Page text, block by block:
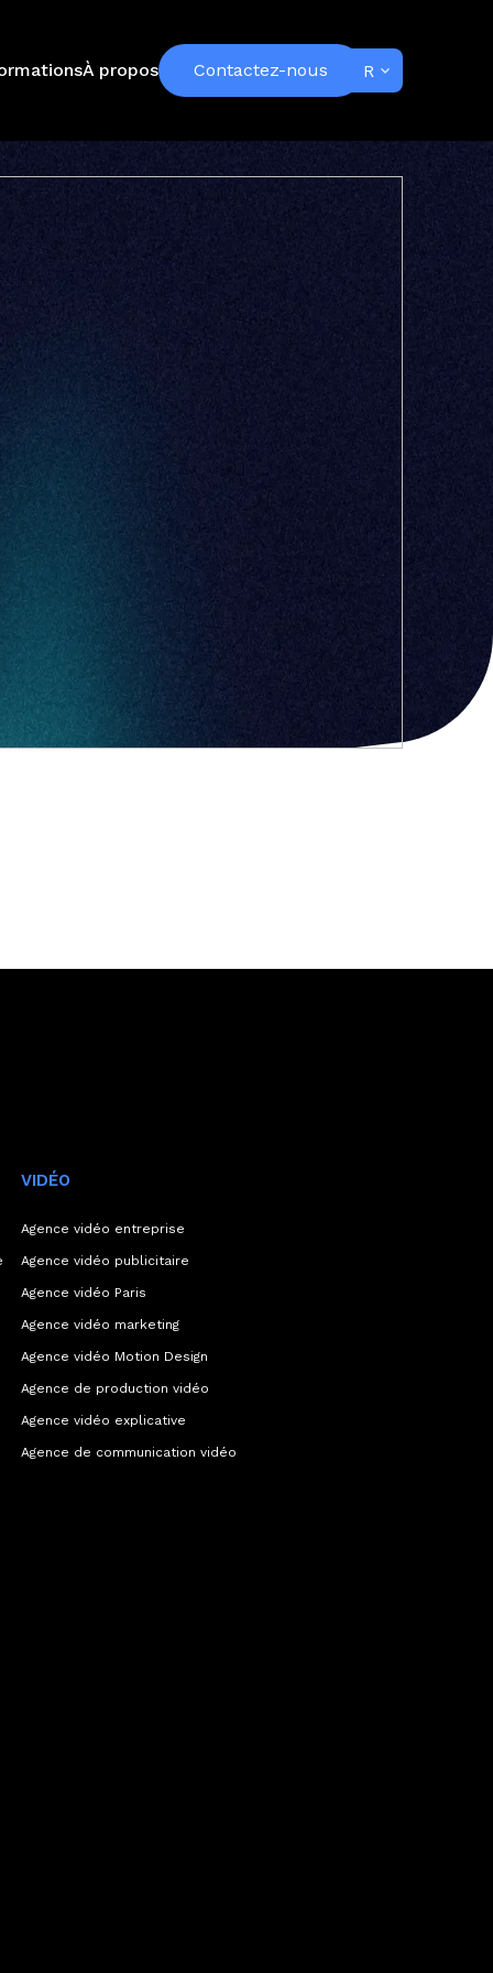
À propos Contactez-nous FR
VIDÉO
Agence vidéo entreprise
Agence vidéo publicitaire
Agence vidéo Paris
Agence vidéo marketing
Agence vidéo Motion Design
Agence de production vidéo
Agence vidéo explicative
Agence de communication vidéo